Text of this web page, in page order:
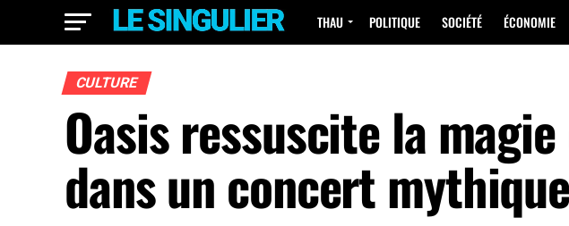
THAU POLITIQUE SOCIÉTÉ ÉCONOMIE
CULTURE
Oasis ressuscite la
dans un concert